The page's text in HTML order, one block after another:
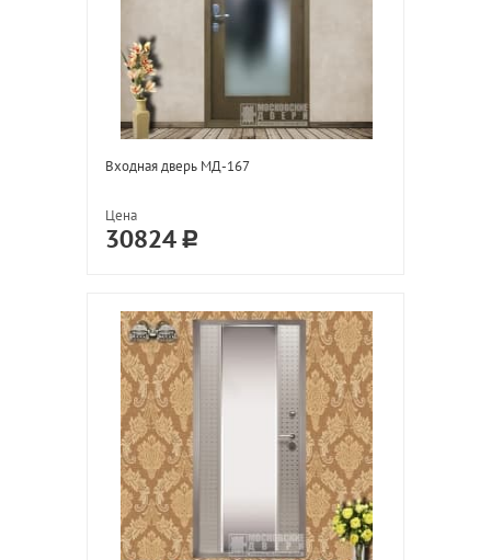
Входная дверь МД-167
Цена
30824